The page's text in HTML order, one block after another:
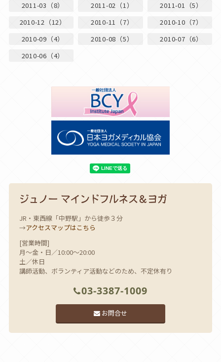
2011-03（8）
2011-02（1）
2011-01（5）
2010-12（12）
2010-11（7）
2010-10（7）
2010-09（4）
2010-08（5）
2010-07（6）
2010-06（4）
JR・東西線「中野駅」から徒歩３分
→アクセスマップはこちら
[営業時間]
月～金・日／10:00～20:00
土／休日
講師活動、ボランティア活動などのため、不定休有り
03-3387-1009
お問合せ